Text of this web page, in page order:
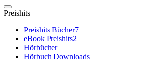
Preishits
Preishits Bücher7
eBook Preishits2
Hörbücher
Hörbuch Downloads